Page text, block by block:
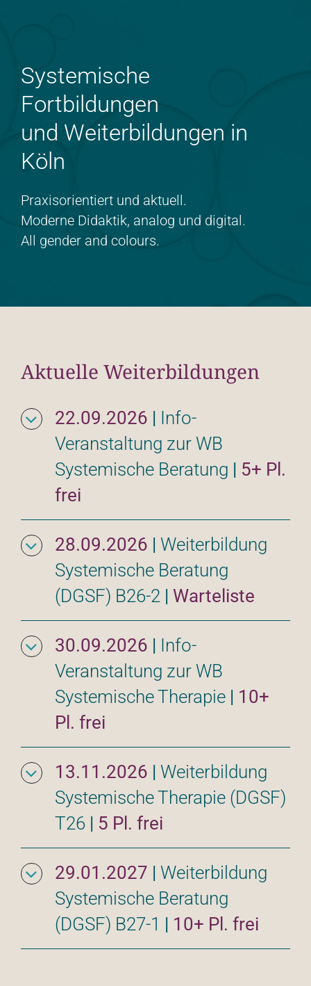
Systemische
Fortbildungen
und Weiterbildungen in
Köln
Praxisorientiert und aktuell.
Moderne Didaktik, analog und digital.
All gender and colours.
Aktuelle Weiterbildungen
22.09.2026 | Info-
Veranstaltung zur WB
Systemische Beratung | 5+ Pl.
frei
28.09.2026 | Weiterbildung
Systemische Beratung
(DGSF) B26-2 | Warteliste
30.09.2026 | Info-
Veranstaltung zur WB
Systemische Therapie | 10+
Pl. frei
13.11.2026 | Weiterbildung
Systemische Therapie (DGSF)
T26 | 5 Pl. frei
29.01.2027 | Weiterbildung
Systemische Beratung
(DGSF) B27-1 | 10+ Pl. frei